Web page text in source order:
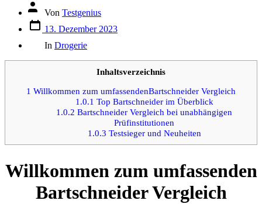
Autor
Beitrags
Von Testgenius
Datum
des
Beitrags
13. Dezember 2023
In Drogerie
Inhaltsverzeichnis
1 Willkommen zum umfassendenBartschneider Vergleich
1.0.1 Top Bartschneider im Überblick
1.0.2 Bartschneider Vergleich bei unabhängigen
Prüfinstitutionen
1.0.3 Testsieger und Neuheiten
Willkommen zum umfassenden
Bartschneider Vergleich